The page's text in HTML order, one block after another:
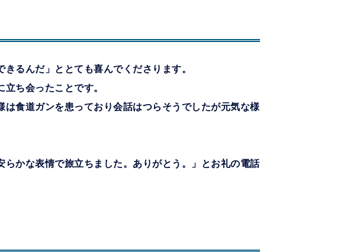
るんだ」ととても喜んでくださります。
ち会ったことです。
食道ガンを患っており会話はつらそうでしたが元気な様
かな表情で旅立ちました。ありがとう。」とお礼の電話